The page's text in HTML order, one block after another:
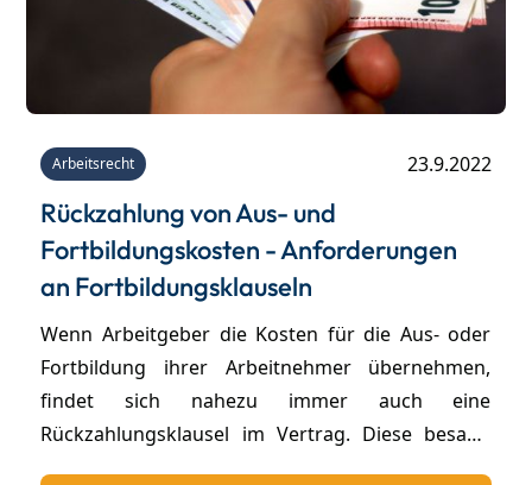
Arbeitsrecht 23.9.2022
Rückzahlung von Aus- und
Fortbildungskosten - Anforderungen
an Fortbildungsklauseln
Wenn Arbeitgeber die Kosten für die Aus- oder
Fortbildung ihrer Arbeitnehmer übernehmen,
findet sich nahezu immer auch eine
Rückzahlungsklausel im Vertrag. Diese besagt,